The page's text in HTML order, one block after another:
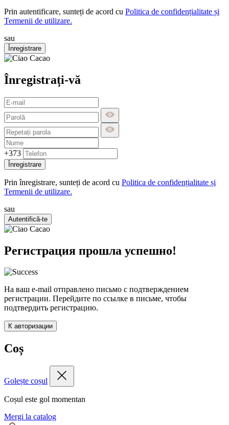
Prin autentificare, sunteți de acord cu Politica de confidențialitate și
Termenii de utilizare.
sau
Înregistrare
Înregistrați-vă
+373
Înregistrare
Prin înregistrare, sunteți de acord cu Politica de confidențialitate și
Termenii de utilizare.
sau
Autentifică-te
Регистрация прошла успешно!
На ваш e-mail отправлено письмо с подтверждением
регистрации. Перейдите по ссылке в письме, чтобы
подтвердить регистрацию.
К авторизации
Coș
Golește coșul
Coșul este gol momentan
Mergi la catalog